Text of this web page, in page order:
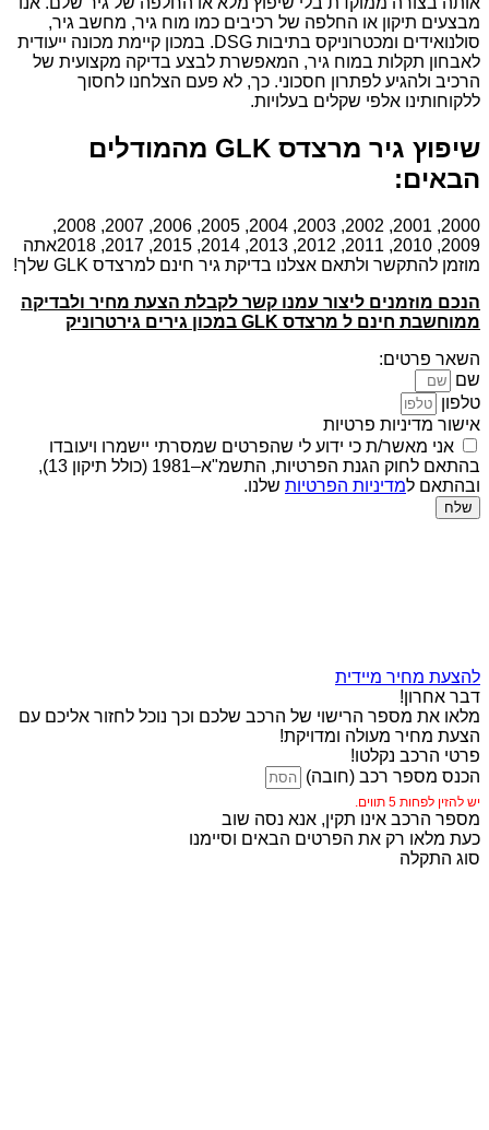
מבצעים תיקון או החלפה של רכיבים כמו מוח גיר, מחשב גיר,
סולנואידים ומכטרוניקס בתיבות DSG. במכון קיימת מכונה ייעודית
לאבחון תקלות במוח גיר, המאפשרת לבצע בדיקה מקצועית של
הרכיב ולהגיע לפתרון חסכוני. כך, לא פעם הצלחנו לחסוך
ללקוחותינו אלפי שקלים בעלויות.
שיפוץ גיר מרצדס GLK מהמודלים
הבאים:
2000, 2001, 2002, 2003, 2004, 2005, 2006, 2007, 2008,
2009, 2010, 2011, 2012, 2013, 2014, 2015, 2017, 2018אתה
מוזמן להתקשר ולתאם אצלנו בדיקת גיר חינם למרצדס GLK שלך!
הנכם מוזמנים ליצור עמנו קשר לקבלת הצעת מחיר ולבדיקה
ממוחשבת חינם ל מרצדס GLK במכון גירים גירטרוניק
השאר פרטים:
שם
טלפון
אישור מדיניות פרטיות
אני מאשר/ת כי ידוע לי שהפרטים שמסרתי יישמרו ויעובדו
בהתאם לחוק הגנת הפרטיות, התשמ"א–1981 (כולל תיקון 13),
ובהתאם למדיניות הפרטיות שלנו.
שלח
להצעת מחיר מיידית
דבר אחרון!
מלאו את מספר הרישוי של הרכב שלכם וכך נוכל לחזור אליכם עם
הצעת מחיר מעולה ומדויקת!
פרטי הרכב נקלטו!
הכנס מספר רכב (חובה)
יש להזין לפחות 5 תווים.
מספר הרכב אינו תקין, אנא נסה שוב
כעת מלאו רק את הפרטים הבאים וסיימנו
סוג התקלה